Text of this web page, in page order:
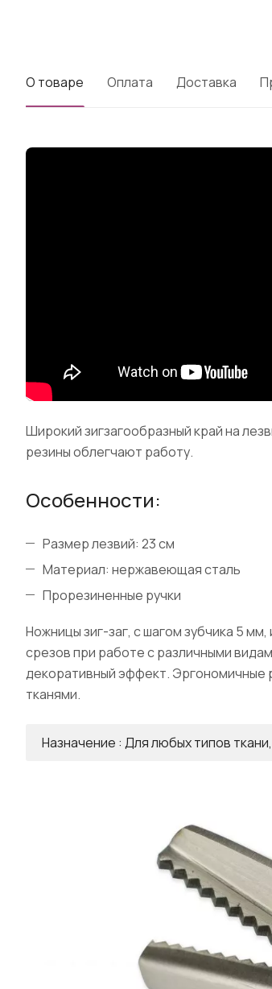
О товаре Оплата Доставка
Широкий зигзагообразный край на
резины облегчают работу.
Особенности:
Размер лезвий: 23 см
Материал: нержавеющая сталь
Прорезиненные ручки
Ножницы зиг-заг, с шагом зубчика 5
срезов при работе с различными
декоративный эффект. Эргономичные
тканями.
Назначение : Для любых типов